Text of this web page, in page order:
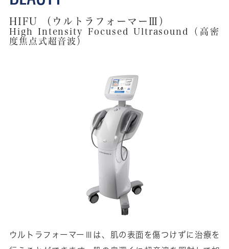
HIFU （ウルトラフォーマーⅢ）
High Intensity Focused Ultrasound（高密
度焦点式超音波）
ウルトラフォーマーⅢは、肌の表面を傷つけずに治療を